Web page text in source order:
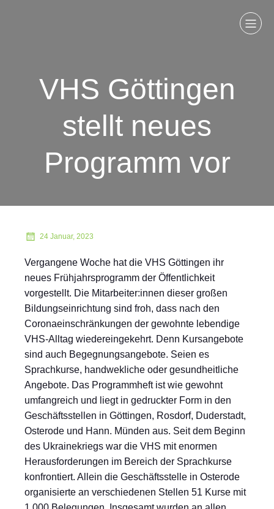
VHS Göttingen
stellt neues
Programm vor
24 Januar, 2023
Vergangene Woche hat die VHS Göttingen ihr
neues Frühjahrsprogramm der Öffentlichkeit
vorgestellt. Die Mitarbeiter:innen dieser großen
Bildungseinrichtung sind froh, dass nach den
Coronaeinschränkungen der gewohnte lebendige
VHS-Alltag wiedereingekehrt. Denn Kursangebote
sind auch Begegnungsangebote. Seien es
Sprachkurse, handwekliche oder gesundheitliche
Angebote. Das Programmheft ist wie gewohnt
umfangreich und liegt in gedruckter Form in den
Geschäftsstellen in Göttingen, Rosdorf, Duderstadt,
Osterode und Hann. Münden aus. Seit dem Beginn
des Ukrainekriegs war die VHS mit enormen
Herausforderungen im Bereich der Sprachkurse
konfrontiert. Allein die Geschäftsstelle in Osterode
organisierte an verschiedenen Stellen 51 Kurse mit